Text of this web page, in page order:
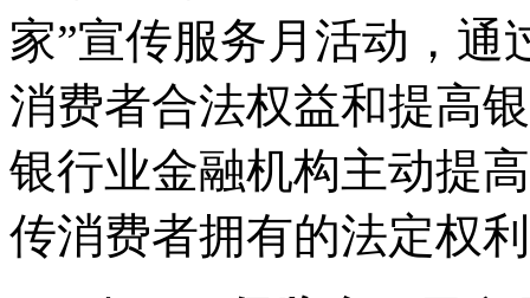
家”宣传服务月活动，通
消费者合法权益和提高
银行业金融机构主动提
传消费者拥有的法定权